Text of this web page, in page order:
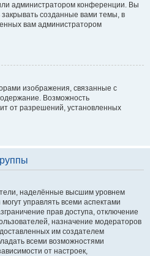
администратором конференции. Вы
созданные вами темы, в
вам администратором
изображения, связанные с
Возможность
от разрешений, установленных
наделённые высшим уровнем
управлять всеми аспектами
прав доступа, отключение
назначение модераторов
им создателем
всеми возможностями
от настроек,